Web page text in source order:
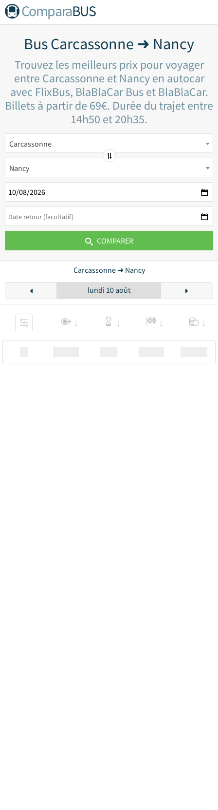
ComparaBUS
Bus Carcassonne ➜ Nancy
Trouvez les meilleurs prix pour voyager
entre Carcassonne et Nancy en autocar
avec FlixBus, BlaBlaCar Bus et BlaBlaCar.
Billets à partir de 69€. Durée du trajet entre
14h50 et 20h35.
Carcassonne
Nancy
COMPARER
Carcassonne ➜ Nancy
lundi 10 août